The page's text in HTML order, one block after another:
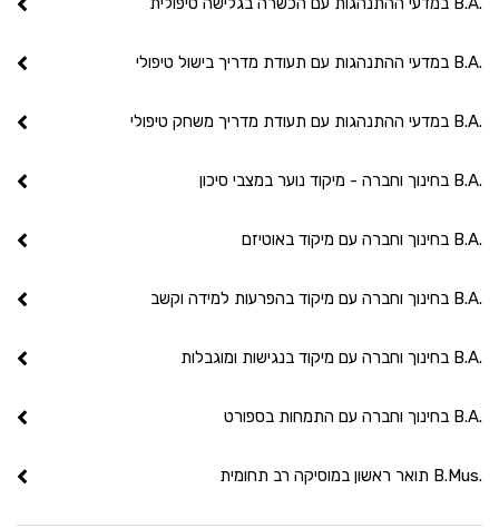
.B.A במדעי ההתנהגות עם תעודת מדריך בישול טיפולי
.B.A במדעי ההתנהגות עם תעודת מדריך משחק טיפולי
.B.A בחינוך וחברה - מיקוד נוער במצבי סיכון
.B.A בחינוך וחברה עם מיקוד באוטיזם
.B.A בחינוך וחברה עם מיקוד בהפרעות למידה וקשב
.B.A בחינוך וחברה עם מיקוד בנגישות ומוגבלות
.B.A בחינוך וחברה עם התמחות בספורט
.B.Mus תואר ראשון במוסיקה רב תחומית